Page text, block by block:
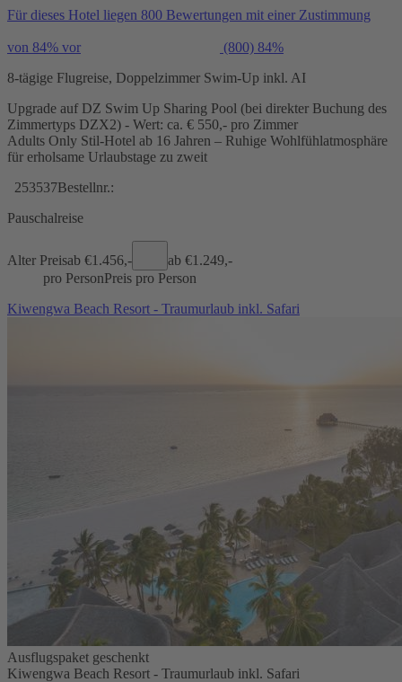
Für dieses Hotel liegen 800 Bewertungen mit einer Zustimmung
von 84% vor (800) 84%
8-tägige Flugreise, Doppelzimmer Swim-Up inkl. AI
Upgrade auf DZ Swim Up Sharing Pool (bei direkter Buchung des
Zimmertyps DZX2) - Wert: ca. € 550,- pro Zimmer
Adults Only Stil-Hotel ab 16 Jahren – Ruhige Wohlfühlatmosphäre
für erholsame Urlaubstage zu zweit
253537Bestellnr.:
Pauschalreise
Alter Preisab €1.456,- ab €1.249,-
pro PersonPreis pro Person
Kiwengwa Beach Resort - Traumurlaub inkl. Safari
Ausflugspaket geschenkt
Kiwengwa Beach Resort - Traumurlaub inkl. Safari